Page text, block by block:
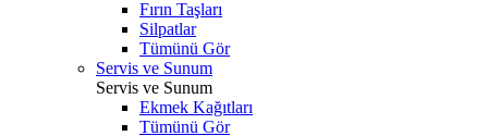
Fırın Taşları
Silpatlar
Tümünü Gör
Servis ve Sunum
Servis ve Sunum
Ekmek Kağıtları
Tümünü Gör